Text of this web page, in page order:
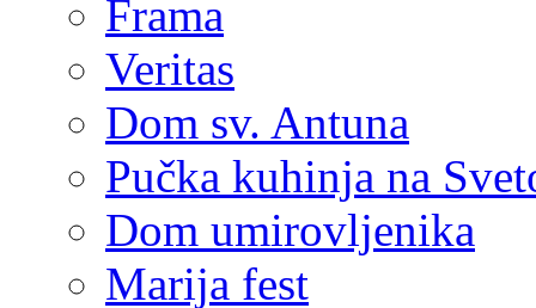
Frama
Veritas
Dom sv. Antuna
Pučka kuhinja na
Dom umirovljenika
Marija fest